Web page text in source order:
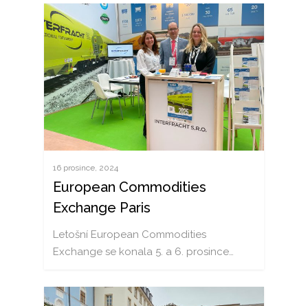
16 prosince, 2024
European Commodities
Exchange Paris
Letošní European Commodities
Exchange se konala 5. a 6. prosince…
SLUŽBY
AGRÁRNÍ PŘEPRAVA
KOMBINOVANÁ
KATALOG VOZŮ
PODPORUJEME
KONTAKT